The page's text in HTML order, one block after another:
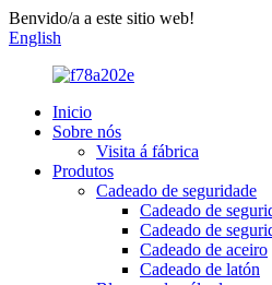
Benvido/a a este sitio web!
English
Inicio
Sobre nós
Visita á fábrica
Produtos
Cadeado de seguridade
Cadeado de
Cadeado de
Cadeado de aceiro
Cadeado de latón